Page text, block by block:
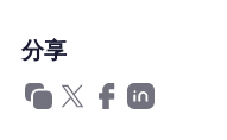
使用 eSIM
分享